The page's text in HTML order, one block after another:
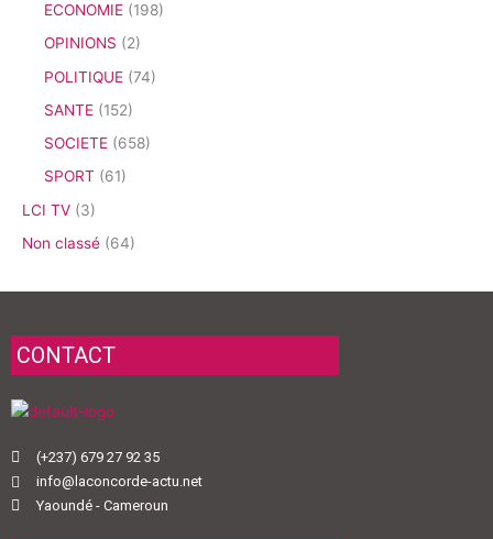
ECONOMIE (198)
OPINIONS (2)
POLITIQUE (74)
SANTE (152)
SOCIETE (658)
SPORT (61)
LCI TV (3)
Non classé (64)
CONTACT
(+237) 679 27 92 35
info@laconcorde-actu.net
Yaoundé - Cameroun